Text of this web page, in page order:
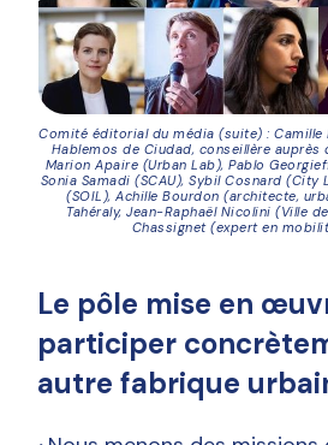
Comité éditorial du média (suite) :
Hablemos de Ciudad, conseillère auprès
Marion Apaire (Urban Lab), Pablo
Sonia Samadi (SCAU), Sybil Cosnard (City
(SOIL), Achille Bourdon (architecte,
Tahéraly, Jean-Raphaël Nicolini (Ville
Chassignet (expert en
Le pôle mise en
participer
autre fabrique